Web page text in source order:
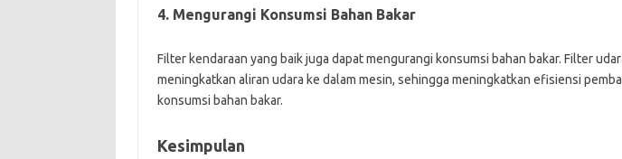
4. Mengurangi Konsumsi Bahan Bakar
Filter kendaraan yang baik juga dapat mengurangi konsumsi bahan bakar. Filter
meningkatkan aliran udara ke dalam mesin, sehingga meningkatkan efisiensi
konsumsi bahan bakar.
Kesimpulan